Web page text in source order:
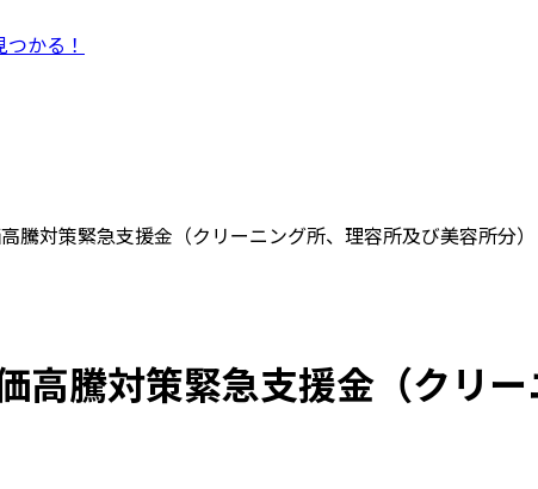
かる！
騰対策緊急支援金（クリーニング所、理容所及び美容所分）
高騰対策緊急支援金（クリー